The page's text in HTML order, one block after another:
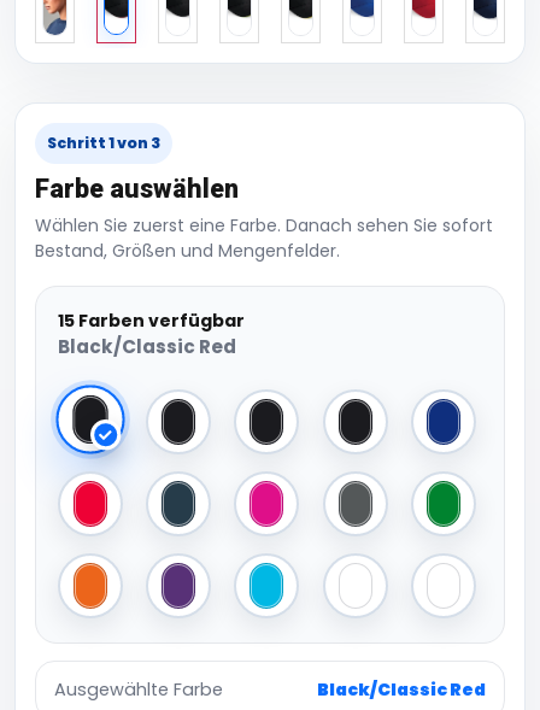
Schritt 1 von 3
Farbe auswählen
Wählen Sie zuerst eine Farbe. Danach sehen Sie sofort
Bestand, Größen und Mengenfelder.
15 Farben verfügbar
Black/Classic Red
Black/Classic RedBlack/Graphite GreyBlack/Lime GreenBlack/YellowBright
Classic Red/WhiteFrench Navy/WhiteFuchsia/WhiteGraphite Grey/Black
Kelly
Orange/WhitePurple/WhiteSurf Blue/WhiteWhite/Bright Royal
White/
Ausgewählte Farbe Black/Classic Red